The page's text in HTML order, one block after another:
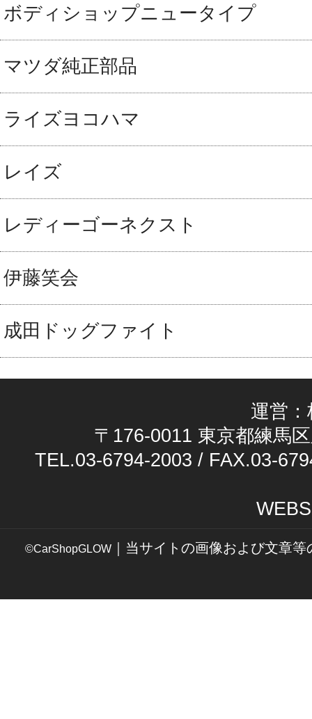
ボディショップニュータイプ
マツダ純正部品
ライズヨコハマ
レイズ
レディーゴーネクスト
伊藤笑会
成田ドッグファイト
運営
〒176-0011 東京都練馬
TEL.03-6794-2003 / FAX.03-
©CarShopGLOW ｜当サイトの画像および文章